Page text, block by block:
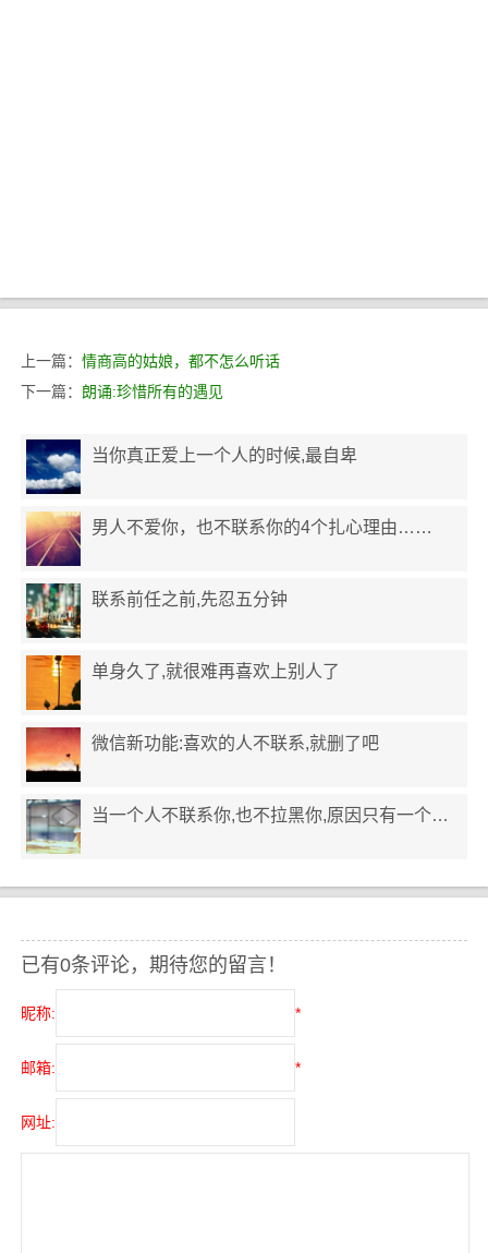
上一篇： 情商高的姑娘，都不怎么听话
下一篇： 朗诵:珍惜所有的遇见
当你真正爱上一个人的时候,最自卑
男人不爱你，也不联系你的4个扎心理由……
联系前任之前,先忍五分钟
单身久了,就很难再喜欢上别人了
微信新功能:喜欢的人不联系,就删了吧
当一个人不联系你,也不拉黑你,原因只有一个…
已有0条评论，期待您的留言！
昵称: *
邮箱: *
网址: